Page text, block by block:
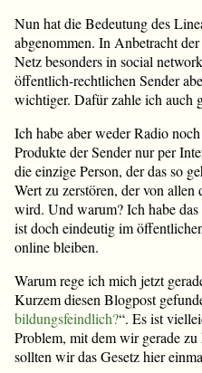
Nun hat die Bedeutung des
abgenommen. In Anbetracht
Netz besonders in social
öffentlich-rechtlichen Sender
wichtiger. Dafür zahle ich auch
Ich habe aber weder Radio
Produkte der Sender nur per
die einzige Person, der das so
Wert zu zerstören, der von allen
wird. Und warum? Ich habe
ist doch eindeutig im
online bleiben.
Warum rege ich mich jetzt
Kurzem diesen Blogpost
bildungsfeindlich?“. Es ist
Problem, mit dem wir gerade
sollten wir das Gesetz hier